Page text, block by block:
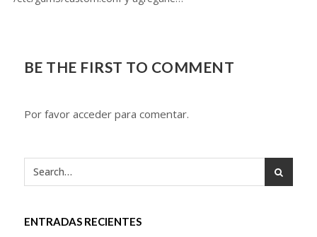
BE THE FIRST TO COMMENT
Por favor acceder para comentar.
ENTRADAS RECIENTES